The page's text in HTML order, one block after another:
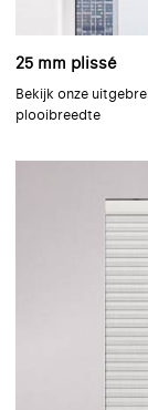
25 mm plissé
Bekijk onze
plooibreedte